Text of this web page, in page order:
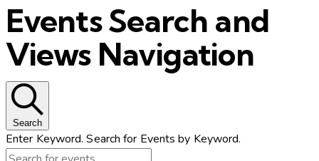
Events Search and
Views Navigation
Search
Enter Keyword. Search for Events by Keyword.